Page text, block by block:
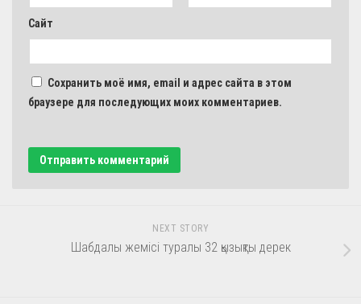
Сайт
Сохранить моё имя, email и адрес сайта в этом
браузере для последующих моих комментариев.
NEXT STORY
Шабдалы жемісі туралы 32 қызықты дерек